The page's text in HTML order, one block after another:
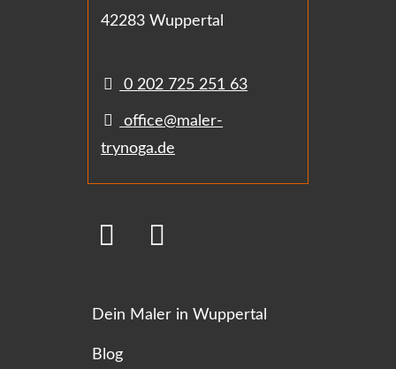
42283 Wuppertal
0 202 725 251 63
office@maler-
trynoga.de
Dein Maler in Wuppertal
Blog